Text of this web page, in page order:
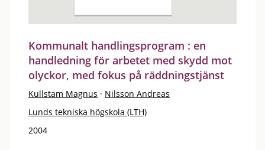
Kommunalt handlingsprogram : en
handledning för arbetet med skydd mot
olyckor, med fokus på räddningstjänst
Kullstam Magnus · Nilsson Andreas
Lunds tekniska högskola (LTH)
2004